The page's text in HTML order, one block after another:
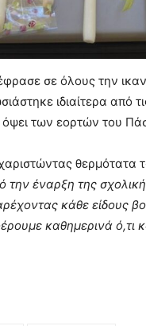
σε όλους την
ιδιαίτερα από
όψει των εορτών του
θερμότατα
την έναρξη της
κάθε είδους
καθημερινά ό,τι